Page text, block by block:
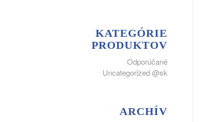
KATEGÓRIE
PRODUKTOV
Odporúčané
Uncategorized @sk
ARCHÍV